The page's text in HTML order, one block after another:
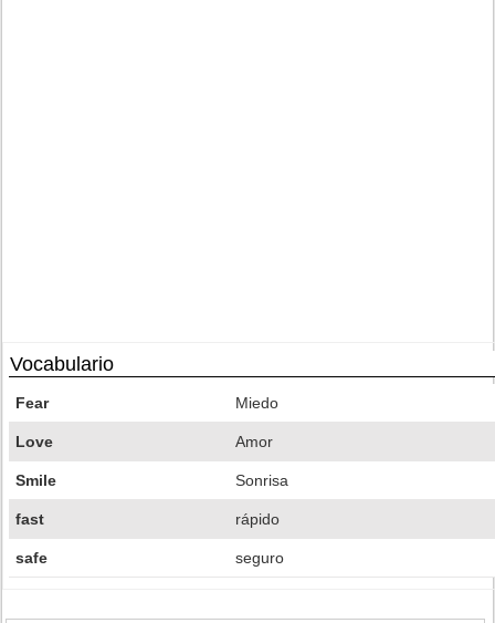
Vocabulario
Fear Miedo
Love Amor
Smile Sonrisa
fast rápido
safe seguro